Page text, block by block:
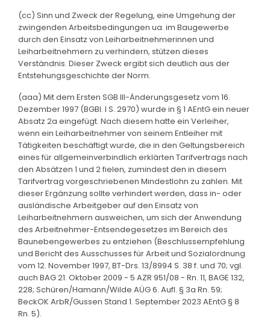
(cc) Sinn und Zweck der Regelung, eine Umgehung der
zwingenden Arbeitsbedingungen ua. im Baugewerbe
durch den Einsatz von Leiharbeitnehmerinnen und
Leiharbeitnehmern zu verhindern, stützen dieses
Verständnis. Dieser Zweck ergibt sich deutlich aus der
Entstehungsgeschichte der Norm.
(aaa) Mit dem Ersten SGB III-Änderungsgesetz vom 16.
Dezember 1997 (BGBl. I S. 2970) wurde in § 1 AEntG ein neuer
Absatz 2a eingefügt. Nach diesem hatte ein Verleiher,
wenn ein Leiharbeitnehmer von seinem Entleiher mit
Tätigkeiten beschäftigt wurde, die in den Geltungsbereich
eines für allgemeinverbindlich erklärten Tarifvertrags nach
den Absätzen 1 und 2 fielen, zumindest den in diesem
Tarifvertrag vorgeschriebenen Mindestlohn zu zahlen. Mit
dieser Ergänzung sollte verhindert werden, dass in- oder
ausländische Arbeitgeber auf den Einsatz von
Leiharbeitnehmern ausweichen, um sich der Anwendung
des Arbeitnehmer-Entsendegesetzes im Bereich des
Baunebengewerbes zu entziehen (Beschlussempfehlung
und Bericht des Ausschusses für Arbeit und Sozialordnung
vom 12. November 1997, BT-Drs. 13/8994 S. 38 f. und 70; vgl.
auch BAG 21. Oktober 2009 - 5 AZR 951/08 - Rn. 11, BAGE 132,
228; Schüren/Hamann/Wilde AÜG 6. Aufl. § 3a Rn. 59;
BeckOK ArbR/Gussen Stand 1. September 2023 AEntG § 8
Rn. 5).